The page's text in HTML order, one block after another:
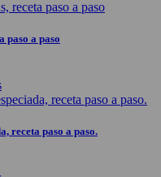
paso a paso
receta paso a paso.